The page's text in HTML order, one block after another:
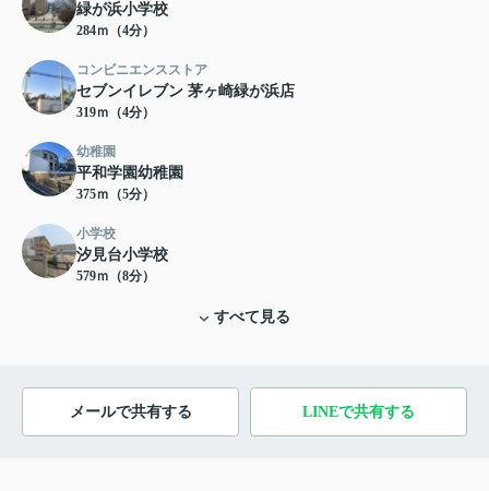
緑が浜小学校
284ｍ（4分）
コンビニエンスストア
セブンイレブン 茅ヶ崎緑が浜店
319ｍ（4分）
幼稚園
平和学園幼稚園
375ｍ（5分）
小学校
汐見台小学校
579ｍ（8分）
すべて見る
メールで共有する LINEで共有する